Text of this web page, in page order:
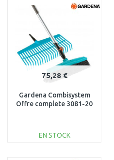
Au comparatif
75,28 €
Gardena Combisystem
Offre complete 3081-20
EN STOCK